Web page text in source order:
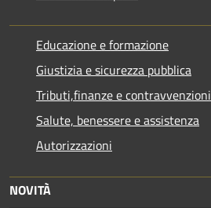
Educazione e formazione
Giustizia e sicurezza pubblica
Tributi,finanze e contravvenzioni
Salute, benessere e assistenza
Autorizzazioni
NOVITÀ